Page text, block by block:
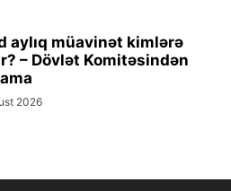
aylıq müavinət kimlərə
– Dövlət Komitəsindən
2026